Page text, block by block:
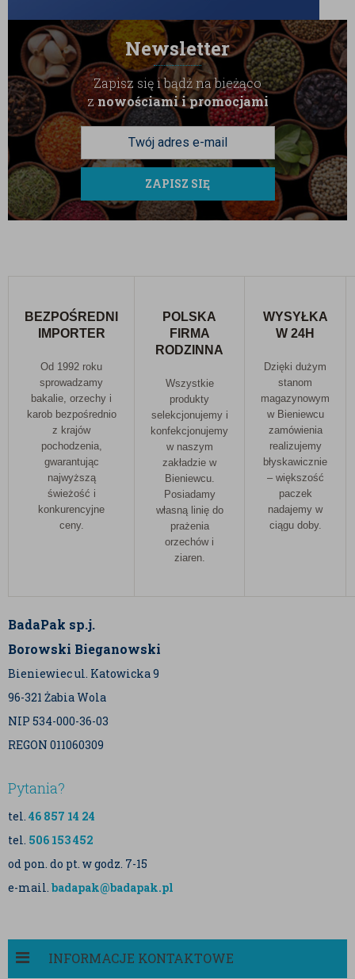
Newsletter
Zapisz się i bądź na bieżąco
znowościami i promocjami
ZAPISZ SIĘ
BEZPOŚREDNI
IMPORTER
Od 1992 roku
sprowadzamy
bakalie, orzechy i
karob bezpośrednio
z krajów
pochodzenia,
gwarantując
najwyższą
świeżość i
konkurencyjne
ceny.
POLSKA
FIRMA
RODZINNA
Wszystkie
produkty
selekcjonujemy i
konfekcjonujemy
w naszym
zakładzie w
Bieniewcu.
Posiadamy
własną linię do
prażenia
orzechów i
ziaren.
WYSYŁKA
W 24H
Dzięki dużym
stanom
magazynowym
w Bieniewcu
zamówienia
realizujemy
błyskawicznie
– większość
paczek
nadajemy w
ciągu doby.
BadaPak sp.j.
Borowski Bieganowski
Bieniewiec ul. Katowicka 9
96-321 Żabia Wola
NIP 534-000-36-03
REGON 011060309
Pytania?
tel. 46 857 14 24
tel. 506 153 452
od pon. do pt. w godz. 7-15
e-mail. badapak@badapak.pl
INFORMACJE KONTAKTOWE